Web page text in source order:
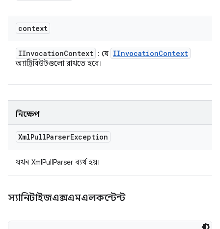
context
IInvocationContext : যে IInvocationContext
অ্যাট্রিবিউটগুলো রাখতে হবে।
নিক্ষেপ
XmlPullParserException
যখন XmlPullParser ব্যর্থ হয়।
স্যানিটাইজএক্সএমএলকন্টেন্ট